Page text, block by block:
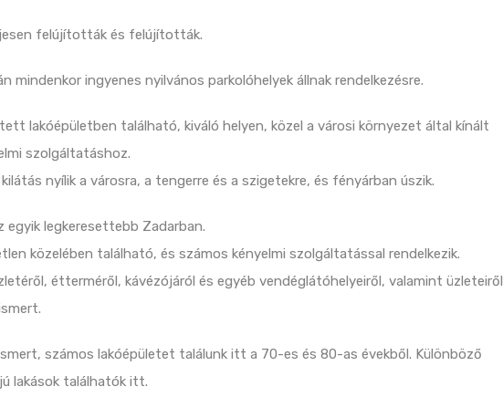
felújították és felújították.
mindenkor ingyenes nyilvános parkolóhelyek állnak rendelkezésre.
lakóépületben található, kiváló helyen, közel a városi környezet által kínált
szolgáltatáshoz.
nyílik a városra, a tengerre és a szigetekre, és fényárban úszik.
egyik legkeresettebb Zadarban.
közelében található, és számos kényelmi szolgáltatással rendelkezik.
étterméről, kávézójáról és egyéb vendéglátóhelyeiről, valamint üzleteiről
számos lakóépületet találunk itt a 70-es és 80-as évekből. Különböző
lakások találhatók itt.